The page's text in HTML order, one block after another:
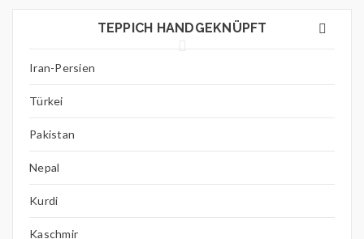
TEPPICH HANDGEKNÜPFT
Iran-Persien
Türkei
Pakistan
Nepal
Kurdi
Kaschmir